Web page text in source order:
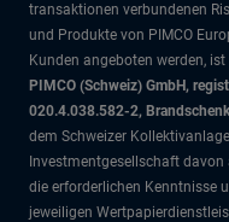
transaktionen verbundenen
und Produkte von PIMCO
Kunden angeboten werden,
PIMCO (Schweiz) GmbH,
020.4.038.582-2,
dem Schweizer
Investmentgesellschaft
die erforderlichen Kenntnisse
jeweiligen